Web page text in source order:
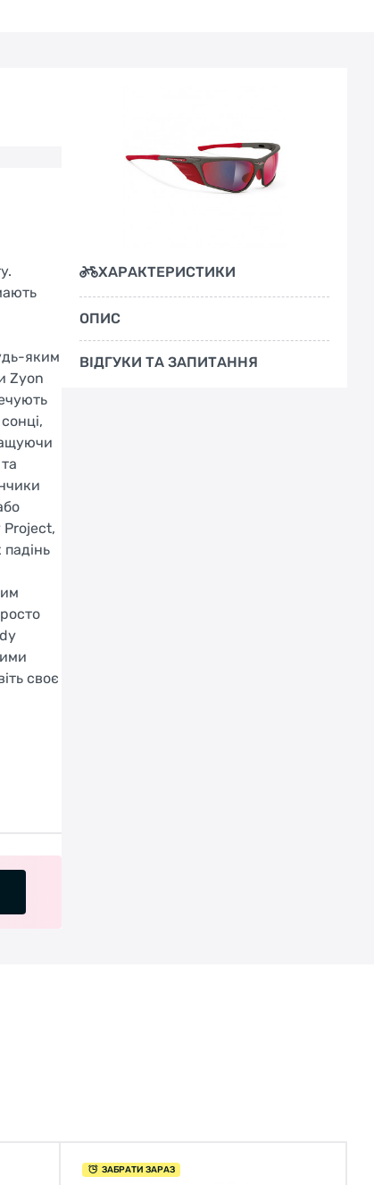
яким
Zyon
Project,
своє
ХАРАКТЕРИСТИКИ
ОПИС
ВІДГУКИ ТА ЗАПИТАННЯ
ЗАБРАТИ ЗАРАЗ